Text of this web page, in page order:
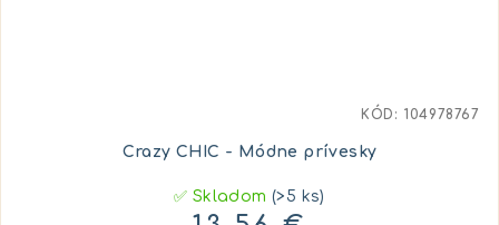
Crazy CHIC - Módne prívesky
✅ Skladom(>5 ks)
KÓD: 104978767